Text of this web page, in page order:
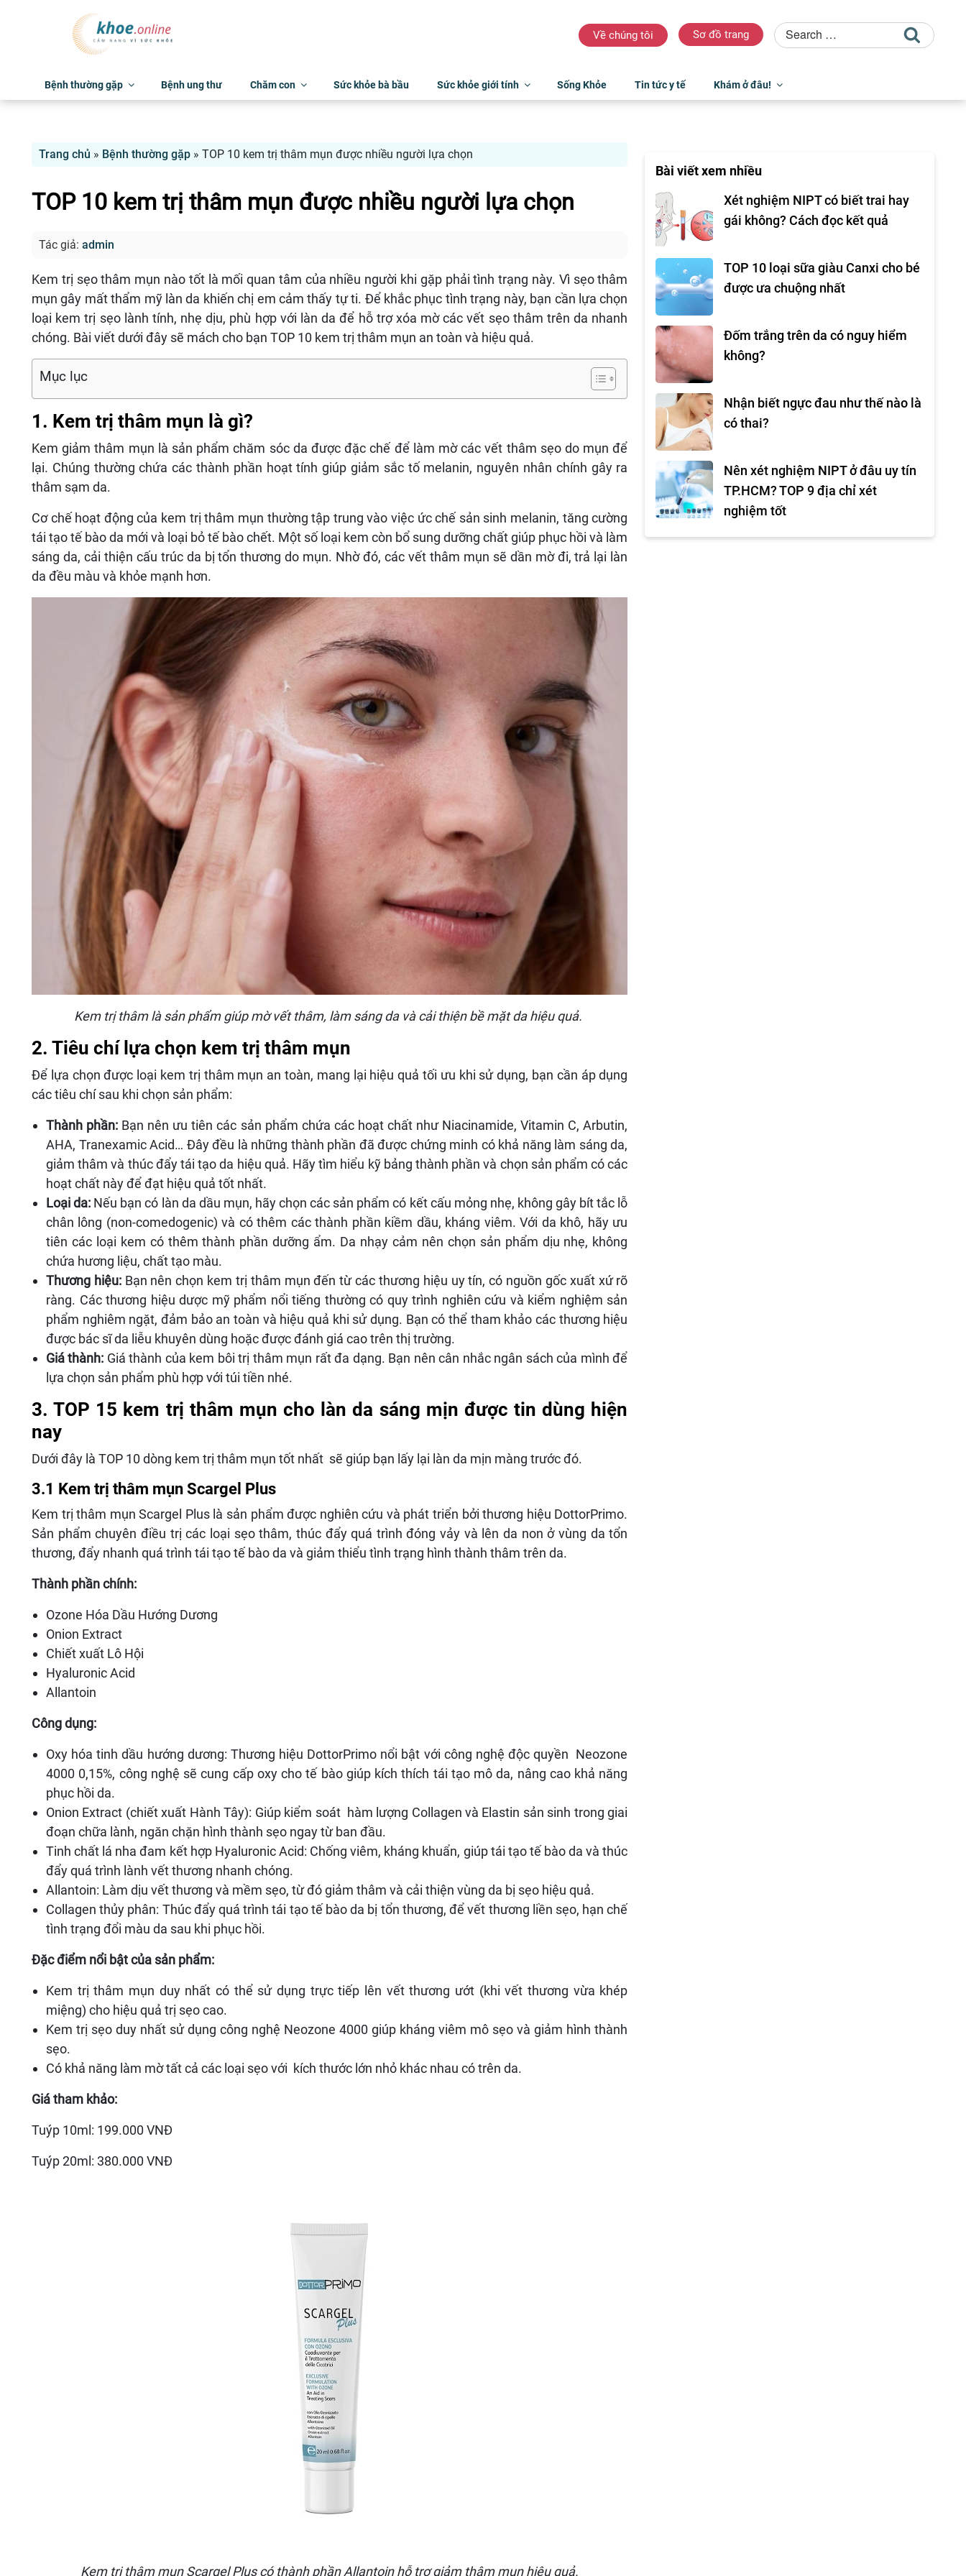
Về chúng tôi Sơ đồ trang
Bệnh thường gặp Bệnh ung thư Chăm con Sức khỏe bà bầu Sức khỏe giới tính Sống Khỏe Tin tức y tế Khám ở đâu!
Trang chủ » Bệnh thường gặp » TOP 10 kem trị thâm mụn được nhiều người lựa chọn
TOP 10 kem trị thâm mụn được nhiều người lựa chọn
Tác giả: admin
Kem trị sẹo thâm mụn nào tốt là mối quan tâm của nhiều người khi gặp phải tình trạng này. Vì sẹo thâm
mụn gây mất thẩm mỹ làn da khiến chị em cảm thấy tự ti. Để khắc phục tình trạng này, bạn cần lựa chọn
loại kem trị sẹo lành tính, nhẹ dịu, phù hợp với làn da để hỗ trợ xóa mờ các vết sẹo thâm trên da nhanh
chóng. Bài viết dưới đây sẽ mách cho bạn TOP 10 kem trị thâm mụn an toàn và hiệu quả.
Mục lục
1. Kem trị thâm mụn là gì?
Kem giảm thâm mụn là sản phẩm chăm sóc da được đặc chế để làm mờ các vết thâm sẹo do mụn để
lại. Chúng thường chứa các thành phần hoạt tính giúp giảm sắc tố melanin, nguyên nhân chính gây ra
thâm sạm da.
Cơ chế hoạt động của kem trị thâm mụn thường tập trung vào việc ức chế sản sinh melanin, tăng cường
tái tạo tế bào da mới và loại bỏ tế bào chết. Một số loại kem còn bổ sung dưỡng chất giúp phục hồi và làm
sáng da, cải thiện cấu trúc da bị tổn thương do mụn. Nhờ đó, các vết thâm mụn sẽ dần mờ đi, trả lại làn
da đều màu và khỏe mạnh hơn.
Kem trị thâm là sản phẩm giúp mờ vết thâm, làm sáng da và cải thiện bề mặt da hiệu quả.
2. Tiêu chí lựa chọn kem trị thâm mụn
Để lựa chọn được loại kem trị thâm mụn an toàn, mang lại hiệu quả tối ưu khi sử dụng, bạn cần áp dụng
các tiêu chí sau khi chọn sản phẩm:
Thành phần: Bạn nên ưu tiên các sản phẩm chứa các hoạt chất như Niacinamide, Vitamin C, Arbutin,
AHA, Tranexamic Acid… Đây đều là những thành phần đã được chứng minh có khả năng làm sáng da,
giảm thâm và thúc đẩy tái tạo da hiệu quả. Hãy tìm hiểu kỹ bảng thành phần và chọn sản phẩm có các
hoạt chất này để đạt hiệu quả tốt nhất.
Loại da: Nếu bạn có làn da dầu mụn, hãy chọn các sản phẩm có kết cấu mỏng nhẹ, không gây bít tắc lỗ
chân lông (non-comedogenic) và có thêm các thành phần kiềm dầu, kháng viêm. Với da khô, hãy ưu
tiên các loại kem có thêm thành phần dưỡng ẩm. Da nhạy cảm nên chọn sản phẩm dịu nhẹ, không
chứa hương liệu, chất tạo màu.
Thương hiệu:Bạn nên chọn kem trị thâm mụn đến từ các thương hiệu uy tín, có nguồn gốc xuất xứ rõ
ràng. Các thương hiệu dược mỹ phẩm nổi tiếng thường có quy trình nghiên cứu và kiểm nghiệm sản
phẩm nghiêm ngặt, đảm bảo an toàn và hiệu quả khi sử dụng. Bạn có thể tham khảo các thương hiệu
được bác sĩ da liễu khuyên dùng hoặc được đánh giá cao trên thị trường.
Giá thành: Giá thành của kem bôi trị thâm mụn rất đa dạng. Bạn nên cân nhắc ngân sách của mình để
lựa chọn sản phẩm phù hợp với túi tiền nhé.
3. TOP 15 kem trị thâm mụn cho làn da sáng mịn được tin dùng hiện
nay
Dưới đây là TOP 10 dòng kem trị thâm mụn tốt nhất sẽ giúp bạn lấy lại làn da mịn màng trước đó.
3.1 Kem trị thâm mụn Scargel Plus
Kem trị thâm mụn Scargel Plus là sản phẩm được nghiên cứu và phát triển bởi thương hiệu DottorPrimo.
Sản phẩm chuyên điều trị các loại sẹo thâm, thúc đẩy quá trình đóng vảy và lên da non ở vùng da tổn
thương, đẩy nhanh quá trình tái tạo tế bào da và giảm thiểu tình trạng hình thành thâm trên da.
Thành phần chính:
Ozone Hóa Dầu Hướng Dương
Onion Extract
Chiết xuất Lô Hội
Hyaluronic Acid
Allantoin
Công dụng:
Oxy hóa tinh dầu hướng dương: Thương hiệu DottorPrimo nổi bật với công nghệ độc quyền Neozone
4000 0,15%, công nghệ sẽ cung cấp oxy cho tế bào giúp kích thích tái tạo mô da, nâng cao khả năng
phục hồi da.
Onion Extract (chiết xuất Hành Tây): Giúp kiểm soát hàm lượng Collagen và Elastin sản sinh trong giai
đoạn chữa lành, ngăn chặn hình thành sẹo ngay từ ban đầu.
Tinh chất lá nha đam kết hợp Hyaluronic Acid: Chống viêm, kháng khuẩn, giúp tái tạo tế bào da và thúc
đẩy quá trình lành vết thương nhanh chóng.
Allantoin: Làm dịu vết thương và mềm sẹo, từ đó giảm thâm và cải thiện vùng da bị sẹo hiệu quả.
Collagen thủy phân: Thúc đẩy quá trình tái tạo tế bào da bị tổn thương, để vết thương liền sẹo, hạn chế
tình trạng đổi màu da sau khi phục hồi.
Đặc điểm nổi bật của sản phẩm:
Kem trị thâm mụn duy nhất có thể sử dụng trực tiếp lên vết thương ướt (khi vết thương vừa khép
miệng) cho hiệu quả trị sẹo cao.
Kem trị sẹo duy nhất sử dụng công nghệ Neozone 4000 giúp kháng viêm mô sẹo và giảm hình thành
sẹo.
Có khả năng làm mờ tất cả các loại sẹo với kích thước lớn nhỏ khác nhau có trên da.
Giá tham khảo:
Tuýp 10ml: 199.000 VNĐ
Tuýp 20ml: 380.000 VNĐ
Kem trị thâm mụn Scargel Plus có thành phần Allantoin hỗ trợ giảm thâm mụn hiệu quả.
Bài viết xem nhiều
Xét nghiệm NIPT có biết trai hay
gái không? Cách đọc kết quả
TOP 10 loại sữa giàu Canxi cho bé
được ưa chuộng nhất
Đốm trắng trên da có nguy hiểm
không?
Nhận biết ngực đau như thế nào là
có thai?
Nên xét nghiệm NIPT ở đâu uy tín
TP.HCM? TOP 9 địa chỉ xét
nghiệm tốt